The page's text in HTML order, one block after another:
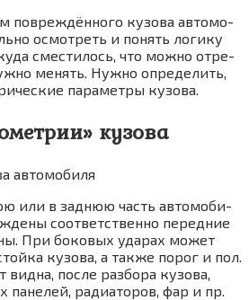
повре­ждён­но­го кузо­ва авто­мо­
осмот­реть и понять логи­ку
сме­сти­лось, что мож­но отре­
менять. Нуж­но опре­де­лить,
пара­мет­ры кузо­ва.
кузова
или в зад­нюю часть авто­мо­би­
соот­вет­ствен­но перед­ние
При боко­вых уда­рах может
кузо­ва, а так­же порог и пол.
вид­на, после раз­бо­ра кузо­ва,
пане­лей, ради­а­то­ров, фар и пр.